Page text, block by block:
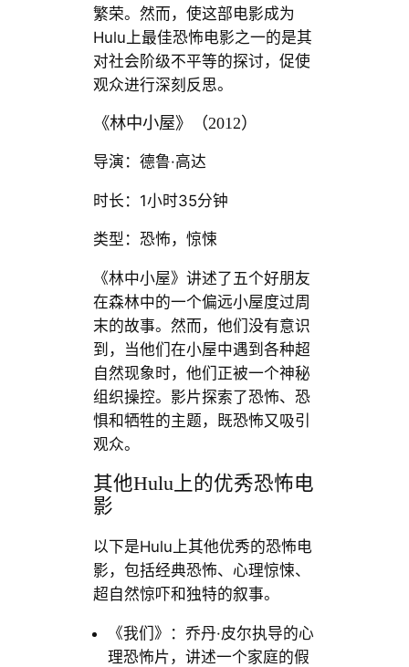
繁荣。然而，使这部电影成为
Hulu上最佳恐怖电影之一的是其
对社会阶级不平等的探讨，促使
观众进行深刻反思。
《林中小屋》（2012）
导演：德鲁·高达
时长：1小时35分钟
类型：恐怖，惊悚
《林中小屋》讲述了五个好朋友
在森林中的一个偏远小屋度过周
末的故事。然而，他们没有意识
到，当他们在小屋中遇到各种超
自然现象时，他们正被一个神秘
组织操控。影片探索了恐怖、恐
惧和牺牲的主题，既恐怖又吸引
观众。
其他Hulu上的优秀恐怖电
影
以下是Hulu上其他优秀的恐怖电
影，包括经典恐怖、心理惊悚、
超自然惊吓和独特的叙事。
《我们》：乔丹·皮尔执导的心
理恐怖片，讲述一个家庭的假